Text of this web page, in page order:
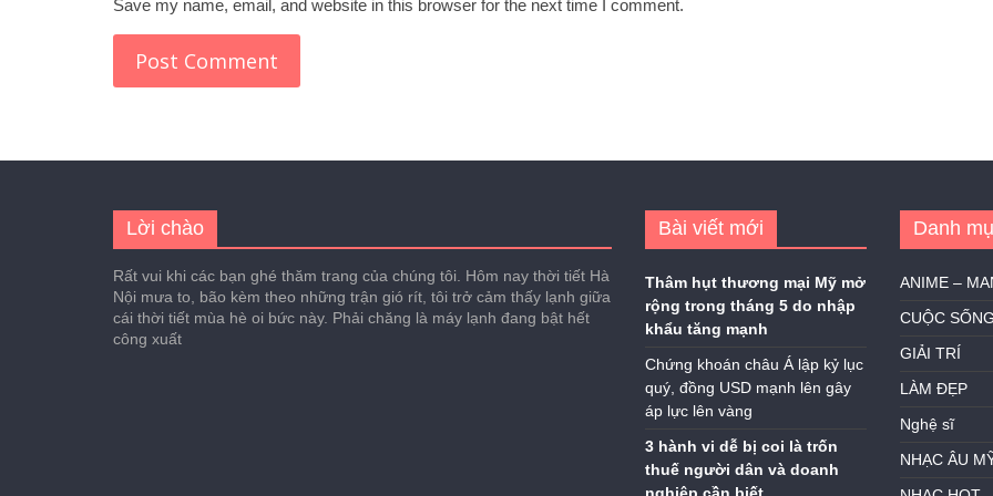
Save my name, email, and website in this browser for the next time I comment.
Lời chào
Rất vui khi các bạn ghé thăm trang của chúng tôi. Hôm nay thời tiết Hà
Nội mưa to, bão kèm theo những trận gió rít, tôi trở cảm thấy lạnh giữa
cái thời tiết mùa hè oi bức này. Phải chăng là máy lạnh đang bật hết
công xuất
Bài viết mới
Thâm hụt thương mại Mỹ mở
rộng trong tháng 5 do nhập
khẩu tăng mạnh
Chứng khoán châu Á lập kỷ lục
quý, đồng USD mạnh lên gây
áp lực lên vàng
3 hành vi dễ bị coi là trốn
thuế người dân và doanh
Danh
ANIME –
CUỘC SỐNG
GIẢI TRÍ
LÀM ĐẸP
Nghệ sĩ
NHẠC ÂU